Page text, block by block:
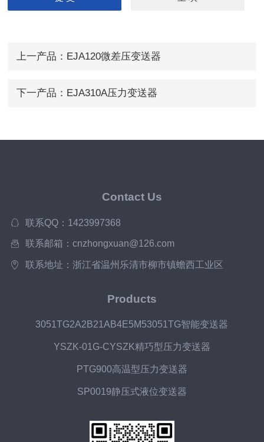
上一产品： EJA120微差压变送器
下一产品： EJA310A压力变送器
Contact Us
联系QQ：1423997368
联系邮箱：cnzhongxuan@126.com
联系地址：浙江省温州乐清市柳市镇蟾西工业区
Products
3051TG2A2B21AB4E5M53051TG智能变送器
YSZK-01G-CYSZK精巧型压力变送器
PTG900高温型压力变送器
SP0019静压式液位变送器